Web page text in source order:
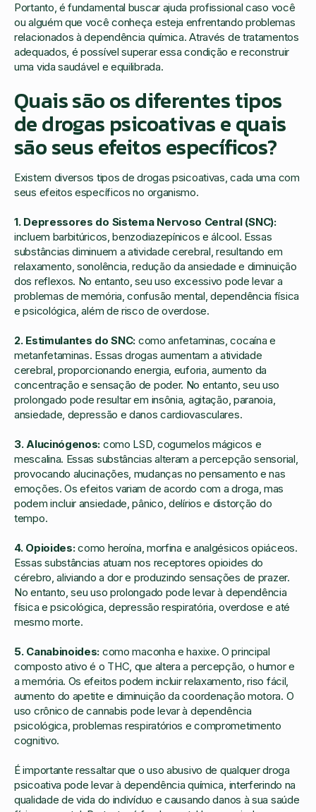
Portanto, é fundamental buscar ajuda profissional caso você
ou alguém que você conheça esteja enfrentando problemas
relacionados à dependência química. Através de tratamentos
adequados, é possível superar essa condição e reconstruir
uma vida saudável e equilibrada.
Quais são os diferentes tipos
de drogas psicoativas e quais
são seus efeitos específicos?
Existem diversos tipos de drogas psicoativas, cada uma com
seus efeitos específicos no organismo.
1. Depressores do Sistema Nervoso Central (SNC):
incluem barbitúricos, benzodiazepínicos e álcool. Essas
substâncias diminuem a atividade cerebral, resultando em
relaxamento, sonolência, redução da ansiedade e diminuição
dos reflexos. No entanto, seu uso excessivo pode levar a
problemas de memória, confusão mental, dependência física
e psicológica, além de risco de overdose.
2. Estimulantes do SNC: como anfetaminas, cocaína e
metanfetaminas. Essas drogas aumentam a atividade
cerebral, proporcionando energia, euforia, aumento da
concentração e sensação de poder. No entanto, seu uso
prolongado pode resultar em insônia, agitação, paranoia,
ansiedade, depressão e danos cardiovasculares.
3. Alucinógenos: como LSD, cogumelos mágicos e
mescalina. Essas substâncias alteram a percepção sensorial,
provocando alucinações, mudanças no pensamento e nas
emoções. Os efeitos variam de acordo com a droga, mas
podem incluir ansiedade, pânico, delírios e distorção do
tempo.
4. Opioides:como heroína, morfina e analgésicos opiáceos.
Essas substâncias atuam nos receptores opioides do
cérebro, aliviando a dor e produzindo sensações de prazer.
No entanto, seu uso prolongado pode levar à dependência
física e psicológica, depressão respiratória, overdose e até
mesmo morte.
5. Canabinoides: como maconha e haxixe. O principal
composto ativo é o THC, que altera a percepção, o humor e
a memória. Os efeitos podem incluir relaxamento, riso fácil,
aumento do apetite e diminuição da coordenação motora. O
uso crônico de cannabis pode levar à dependência
psicológica, problemas respiratórios e comprometimento
cognitivo.
É importante ressaltar que o uso abusivo de qualquer droga
psicoativa pode levar à dependência química, interferindo na
qualidade de vida do indivíduo e causando danos à sua saúde